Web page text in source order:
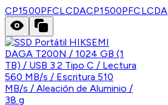
CP1500PFCLCDACP1500PFCLCDA